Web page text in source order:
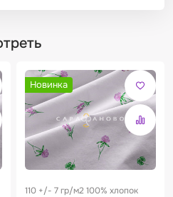
Новинка
110 +/- 7 гр/м2 100% хлопок